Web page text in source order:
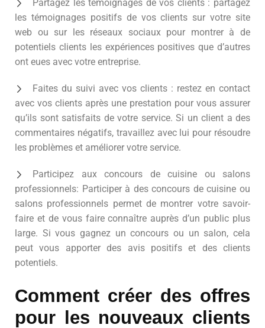
Partagez les témoignages de vos clients : partagez
les témoignages positifs de vos clients sur votre site
web ou sur les réseaux sociaux pour montrer à de
potentiels clients les expériences positives que d’autres
ont eues avec votre entreprise.
Faites du suivi avec vos clients : restez en contact
avec vos clients après une prestation pour vous assurer
qu’ils sont satisfaits de votre service. Si un client a des
commentaires négatifs, travaillez avec lui pour résoudre
les problèmes et améliorer votre service.
Participez aux concours de cuisine ou salons
professionnels: Participer à des concours de cuisine ou
salons professionnels permet de montrer votre savoir-
faire et de vous faire connaître auprès d’un public plus
large. Si vous gagnez un concours ou un salon, cela
peut vous apporter des avis positifs et des clients
potentiels.
Comment créer des offres
pour les nouveaux clients